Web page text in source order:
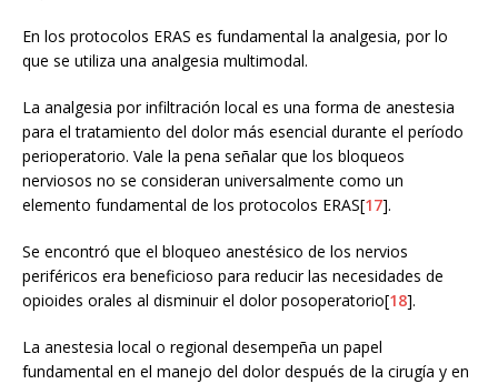
En los protocolos ERAS es fundamental la analgesia, por lo
que se utiliza una analgesia multimodal.
La analgesia por infiltración local es una forma de anestesia
para el tratamiento del dolor más esencial durante el período
perioperatorio. Vale la pena señalar que los bloqueos
nerviosos no se consideran universalmente como un
elemento fundamental de los protocolos ERAS[17].
Se encontró que el bloqueo anestésico de los nervios
periféricos era beneficioso para reducir las necesidades de
opioides orales al disminuir el dolor posoperatorio[18].
La anestesia local o regional desempeña un papel
fundamental en el manejo del dolor después de la cirugía y en